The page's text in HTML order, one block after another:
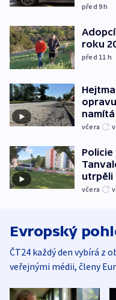
před 9h
roku
před 11 h
včera
utrpěli
včera
Evropský
ČT24 každý den vybírá z
veřejnými médii, členy